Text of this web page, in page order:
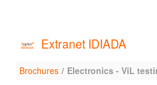
Extranet IDIADA
Electronics -
Brochures / Electronics - ViL